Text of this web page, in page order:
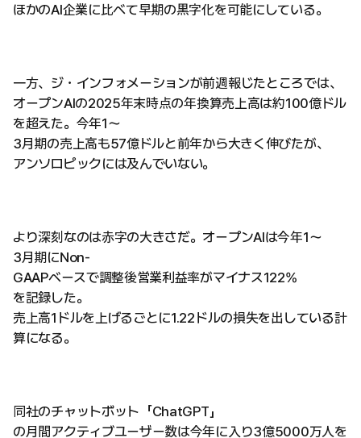
ほかのAI企業に比べて早期の黒字化を可能にしている。
一方、ジ・インフォメーションが前週報じたところでは、
オープンAIの2025年末時点の年換算売上高は約100億ドル
を超えた。今年1〜
3月期の売上高も57億ドルと前年から大きく伸びたが、
アンソロピックには及んでいない。
より深刻なのは赤字の大きさだ。オープンAIは今年1〜
3月期にNon-
GAAPベースで調整後営業利益率がマイナス122%
を記録した。
売上高1ドルを上げるごとに1.22ドルの損失を出している計
算になる。
同社のチャットボット「ChatGPT」
の月間アクティブユーザー数は今年に入り3億5000万人を